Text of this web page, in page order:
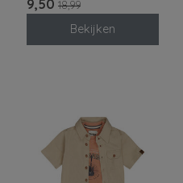
9,50 18,99
Bekijken